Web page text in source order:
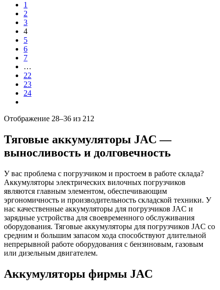
1
2
3
4
5
6
7
…
22
23
24
Отображение 28–36 из 212
Тяговые аккумуляторы JAC —
выносливость и долговечность
У вас проблема с погрузчиком и простоем в работе склада?
Аккумуляторы электрических вилочных погрузчиков
являются главным элементом, обеспечивающим
эргономичность и производительность складской техники. У
нас качественные аккумуляторы для погрузчиков JAC и
зарядные устройства для своевременного обслуживания
оборудования. Тяговые аккумуляторы для погрузчиков JAC со
средним и большим запасом хода способствуют длительной
непрерывной работе оборудования с бензиновым, газовым
или дизельным двигателем.
Аккумуляторы фирмы JAC